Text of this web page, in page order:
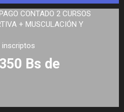
CONTADO 2 CURSOS
+ MUSCULACIÓN Y
inscriptos
Bs de